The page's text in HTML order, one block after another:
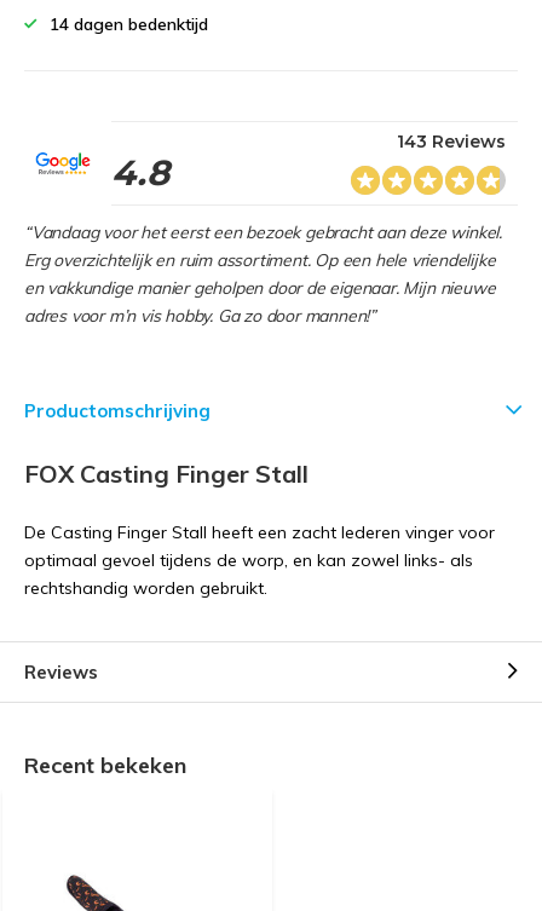
14 dagen bedenktijd
4.8
143 Reviews
“Vandaag voor het eerst een bezoek gebracht aan deze winkel.
Erg overzichtelijk en ruim assortiment. Op een hele vriendelijke
en vakkundige manier geholpen door de eigenaar. Mijn nieuwe
adres voor m’n vis hobby. Ga zo door mannen!”
Productomschrijving
FOX Casting Finger Stall
De Casting Finger Stall heeft een zacht lederen vinger voor
optimaal gevoel tijdens de worp, en kan zowel links- als
rechtshandig worden gebruikt.
Reviews
Recent bekeken